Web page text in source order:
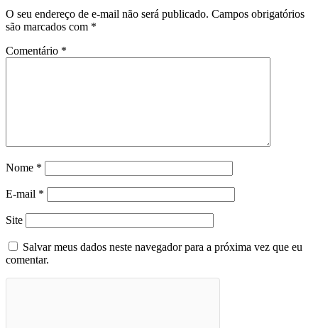
O seu endereço de e-mail não será publicado. Campos obrigatórios
são marcados com *
Comentário *
Nome *
E-mail *
Site
Salvar meus dados neste navegador para a próxima vez que eu
comentar.